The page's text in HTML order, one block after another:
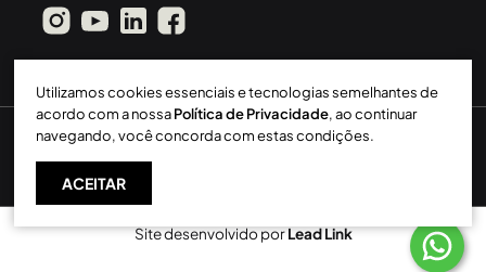
Sperinde Gestão Imobiliária LTDA - CRECI: 411J - 2026 ©
Todos os direitos reservados
Site desenvolvido porLead Link
Utilizamos cookies essenciais e tecnologias semelhantes de
acordo com a nossaPolítica de Privacidade, ao continuar
navegando, você concorda com estas condições.
ACEITAR